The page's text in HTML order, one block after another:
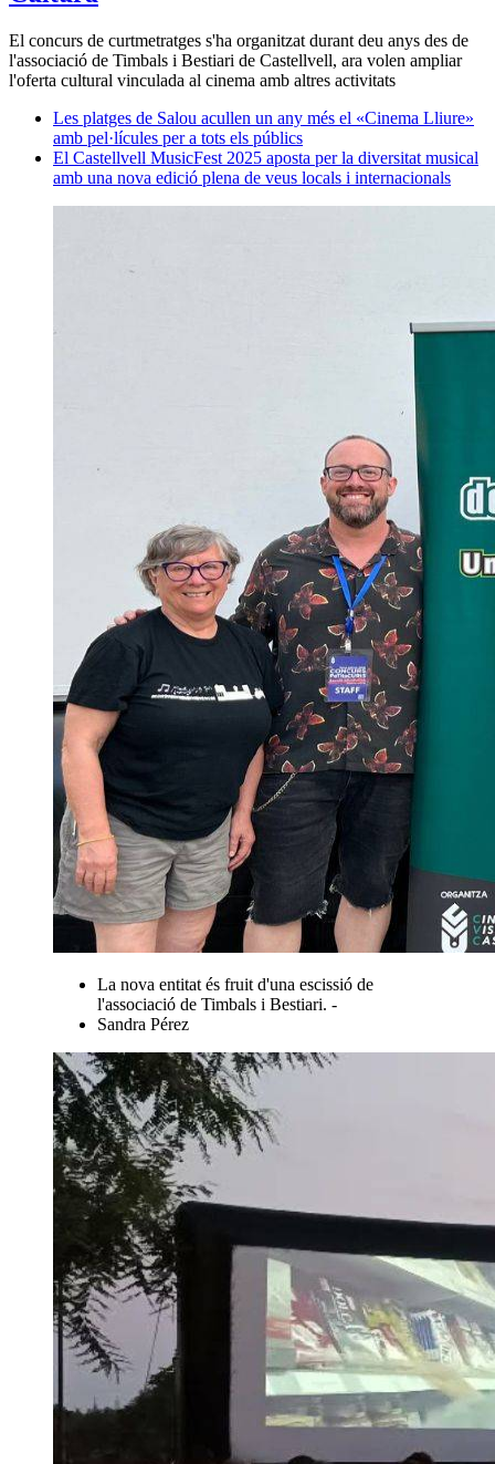
El concurs de curtmetratges s'ha organitzat durant deu anys des de
l'associació de Timbals i Bestiari de Castellvell, ara volen ampliar
l'oferta cultural vinculada al cinema amb altres activitats
Les platges de Salou acullen un any més el «Cinema Lliure»
amb pel·lícules per a tots els públics
El Castellvell MusicFest 2025 aposta per la diversitat musical
amb una nova edició plena de veus locals i internacionals
La nova entitat és fruit d'una escissió de
l'associació de Timbals i Bestiari. -
Sandra Pérez